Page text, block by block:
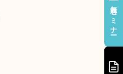
無料セミナー
無料セミナー